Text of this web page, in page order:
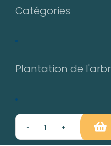
− +
Catégories
Plantation de
Contact